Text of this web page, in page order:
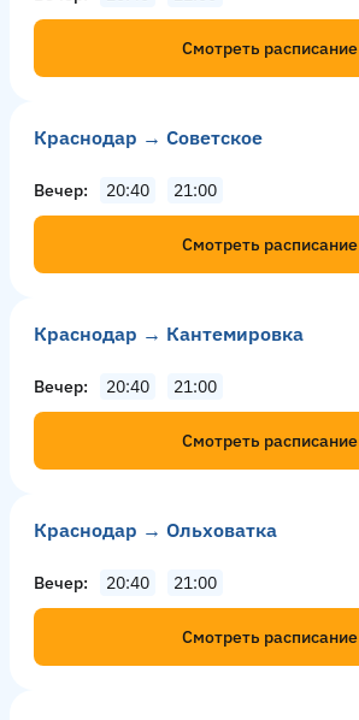
Смотреть расписание
Краснодар → Советское
Вечер 20:40 21:00
Смотреть расписание
Краснодар → Кантемировка
Вечер 20:40 21:00
Смотреть расписание
Краснодар → Ольховатка
Вечер 20:40 21:00
Смотреть расписание